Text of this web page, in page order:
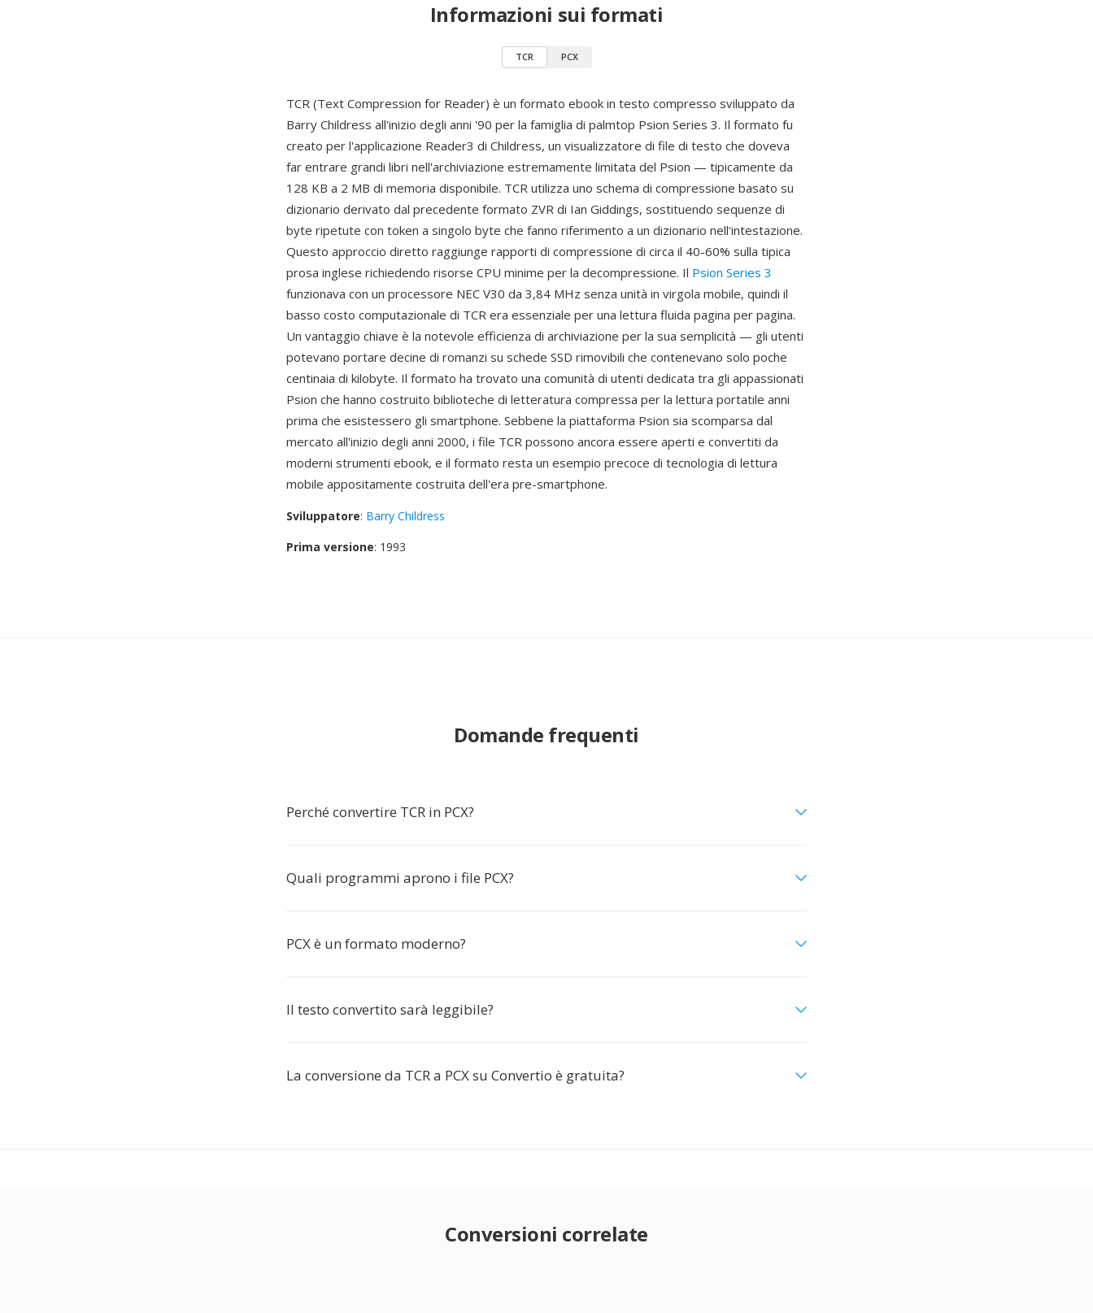
Informazioni sui formati
TCR PCX
TCR (Text Compression for Reader) è un formato ebook in testo compresso sviluppato da
Barry Childress all'inizio degli anni '90 per la famiglia di palmtop Psion Series 3. Il formato fu
creato per l'applicazione Reader3 di Childress, un visualizzatore di file di testo che doveva
far entrare grandi libri nell'archiviazione estremamente limitata del Psion — tipicamente da
128 KB a 2 MB di memoria disponibile. TCR utilizza uno schema di compressione basato su
dizionario derivato dal precedente formato ZVR di Ian Giddings, sostituendo sequenze di
byte ripetute con token a singolo byte che fanno riferimento a un dizionario nell'intestazione.
Questo approccio diretto raggiunge rapporti di compressione di circa il 40-60% sulla tipica
prosa inglese richiedendo risorse CPU minime per la decompressione. Il Psion Series 3
funzionava con un processore NEC V30 da 3,84 MHz senza unità in virgola mobile, quindi il
basso costo computazionale di TCR era essenziale per una lettura fluida pagina per pagina.
Un vantaggio chiave è la notevole efficienza di archiviazione per la sua semplicità — gli utenti
potevano portare decine di romanzi su schede SSD rimovibili che contenevano solo poche
centinaia di kilobyte. Il formato ha trovato una comunità di utenti dedicata tra gli appassionati
Psion che hanno costruito biblioteche di letteratura compressa per la lettura portatile anni
prima che esistessero gli smartphone. Sebbene la piattaforma Psion sia scomparsa dal
mercato all'inizio degli anni 2000, i file TCR possono ancora essere aperti e convertiti da
moderni strumenti ebook, e il formato resta un esempio precoce di tecnologia di lettura
mobile appositamente costruita dell'era pre-smartphone.
Sviluppatore: Barry Childress
Prima versione: 1993
Domande frequenti
Perché convertire TCR in PCX?
Quali programmi aprono i file PCX?
PCX è un formato moderno?
Il testo convertito sarà leggibile?
La conversione da TCR a PCX su Convertio è gratuita?
Conversioni correlate